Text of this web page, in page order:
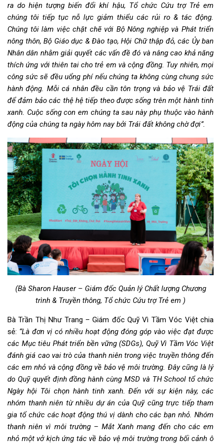
ra do hiện tượng biến đổi khí hậu, Tổ chức Cứu trợ Trẻ em
chúng tôi tiếp tục nỗ lực giảm thiểu các rủi ro & tác động.
Chúng tôi làm việc chặt chẽ với Bộ Nông nghiệp và Phát triển
nông thôn, Bộ Giáo dục & Đào tạo, Hội Chữ thập đỏ, các Ủy ban
Nhân dân nhằm giải quyết các vấn đề đó và nâng cao khả năng
thích ứng với thiên tai cho trẻ em và cộng đồng. Tuy nhiên, mọi
công sức sẽ đều uổng phí nếu chúng ta không cùng chung sức
hành động. Mỗi cá nhân đều cần tôn trọng và bảo vệ Trái đất
để đảm bảo các thệ hệ tiếp theo được sống trên một hành tinh
xanh. Cuộc sống con em chúng ta sau này phụ thuộc vào hành
động của chúng ta ngày hôm nay bởi Trái đất không chờ đợi”.
(Bà Sharon Hauser – Giám đốc Quản lý Chất lượng Chương
trình & Truyền thông, Tổ chức Cứu trợ Trẻ em )
Bà Trần Thị Như Trang – Giám đốc Quỹ Vì Tầm Vóc Việt chia
sẻ: “Là đơn vị có nhiều hoạt động đóng góp vào việc đạt được
các Mục tiêu Phát triển bền vững (SDGs), Quỹ Vì Tầm Vóc Việt
đánh giá cao vai trò của thanh niên trong việc truyền thông đến
các em nhỏ và cộng đồng về bảo vệ môi trường. Đây cũng là lý
do Quỹ quyết định đồng hành cùng MSD và TH School tổ chức
Ngày hội Tôi chọn hành tinh xanh. Đến với sự kiện này, các
nhóm thanh niên từ nhiều dự án của Quỹ cũng trực tiếp tham
gia tổ chức các hoạt động thú vị dành cho các bạn nhỏ. Nhóm
thanh niên vì môi trường – Mắt Xanh mang đến cho các em
nhỏ một vở kịch ứng tác về bảo vệ môi trường trong bối cảnh ô